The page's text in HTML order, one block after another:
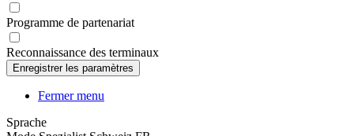
Programme de partenariat
Reconnaissance des terminaux
Fermer menu
Sprache